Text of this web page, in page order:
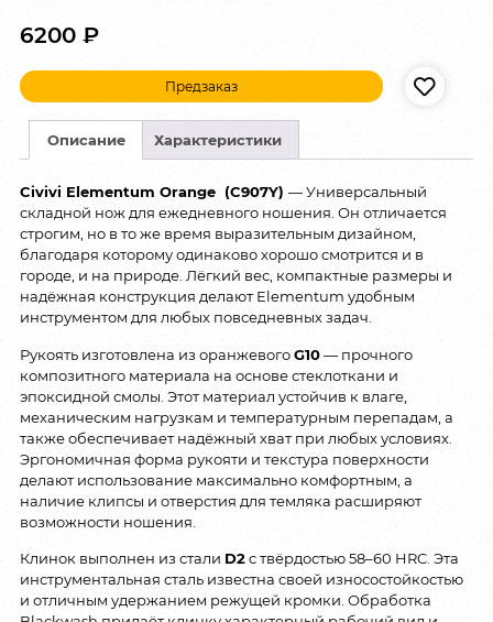
6200 ₽
Предзаказ
Описание Характеристики
Civivi Elementum Orange (C907Y) — Универсальный
складной нож для ежедневного ношения. Он отличается
строгим, но в то же время выразительным дизайном,
благодаря которому одинаково хорошо смотрится и в
городе, и на природе. Лёгкий вес, компактные размеры и
надёжная конструкция делают Elementum удобным
инструментом для любых повседневных задач.
Рукоять изготовлена из оранжевогоG10— прочного
композитного материала на основе стеклоткани и
эпоксидной смолы. Этот материал устойчив к влаге,
механическим нагрузкам и температурным перепадам, а
также обеспечивает надёжный хват при любых условиях.
Эргономичная форма рукояти и текстура поверхности
делают использование максимально комфортным, а
наличие клипсы и отверстия для темляка расширяют
возможности ношения.
Клинок выполнен из стали D2с твёрдостью 58–60 HRC. Эта
инструментальная сталь известна своей износостойкостью
и отличным удержанием режущей кромки. Обработка